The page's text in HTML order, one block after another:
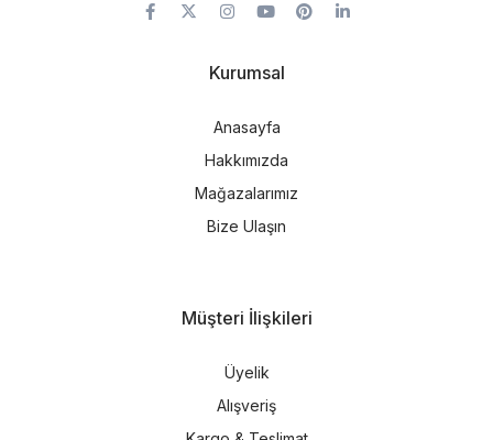
Kurumsal
Anasayfa
Hakkımızda
Mağazalarımız
Bize Ulaşın
Müşteri İlişkileri
Üyelik
Alışveriş